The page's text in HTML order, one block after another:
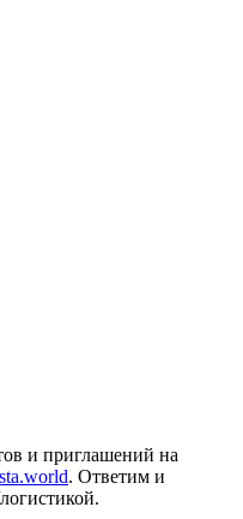
и приглашений на
. Ответим и